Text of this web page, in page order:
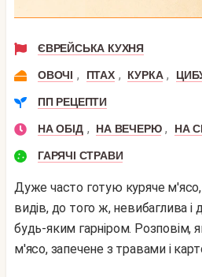
ЄВРЕЙСЬКА КУХНЯ
ОВОЧІ , ПТАХ , КУРКА ,
ПП РЕЦЕПТИ
НА ОБІД , НА ВЕЧЕРЮ , НА
ГАРЯЧІ СТРАВИ
Дуже часто готую куряче
видів, до того ж, невибаглива і
будь-яким гарніром. Розповім,
м'ясо, запечене з травами і